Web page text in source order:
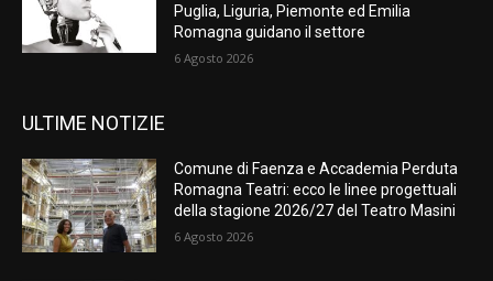
Puglia, Liguria, Piemonte ed Emilia
Romagna guidano il settore
6 Agosto 2026
ULTIME NOTIZIE
Comune di Faenza e Accademia Perduta
Romagna Teatri: ecco le linee progettuali
della stagione 2026/27 del Teatro Masini
6 Agosto 2026